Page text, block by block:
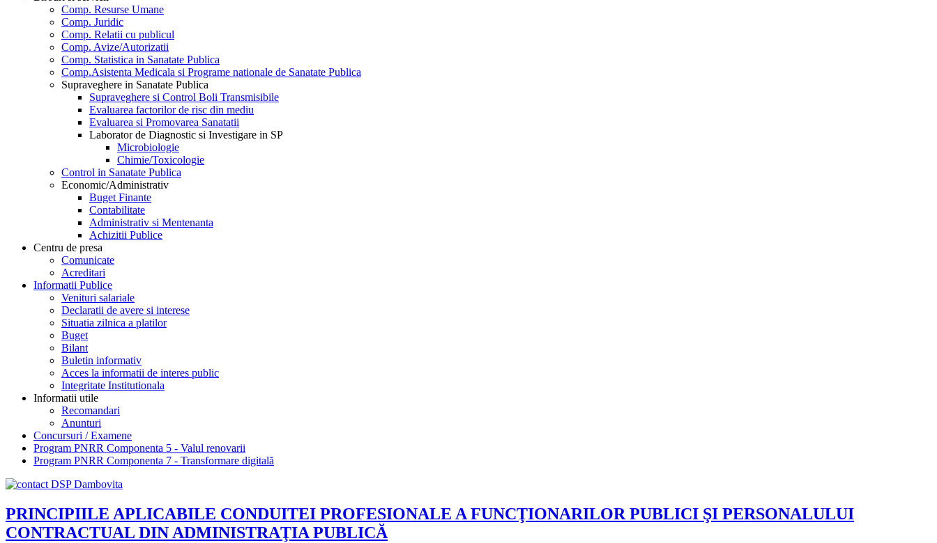
Comp. Resurse Umane
Comp. Juridic
Comp. Relatii cu publicul
Comp. Avize/Autorizatii
Comp. Statistica in Sanatate Publica
Comp.Asistenta Medicala si Programe nationale de Sanatate Publica
Supraveghere in Sanatate Publica
Supraveghere si Control Boli Transmisibile
Evaluarea factorilor de risc din mediu
Evaluarea si Promovarea Sanatatii
Laborator de Diagnostic si Investigare in SP
Microbiologie
Chimie/Toxicologie
Control in Sanatate Publica
Economic/Administrativ
Buget Finante
Contabilitate
Administrativ si Mentenanta
Achizitii Publice
Centru de presa
Comunicate
Acreditari
Informatii Publice
Venituri salariale
Declaratii de avere si interese
Situatia zilnica a platilor
Buget
Bilant
Buletin informativ
Acces la informatii de interes public
Integritate Institutionala
Informatii utile
Recomandari
Anunturi
Concursuri / Examene
Program PNRR Componenta 5 - Valul renovarii
Program PNRR Componenta 7 - Transformare digitală
PRINCIPIILE APLICABILE CONDUITEI PROFESIONALE A FUNCŢIONARILOR PUBLICI ŞI PERSONALULUI
CONTRACTUAL DIN ADMINISTRAŢIA PUBLICĂ